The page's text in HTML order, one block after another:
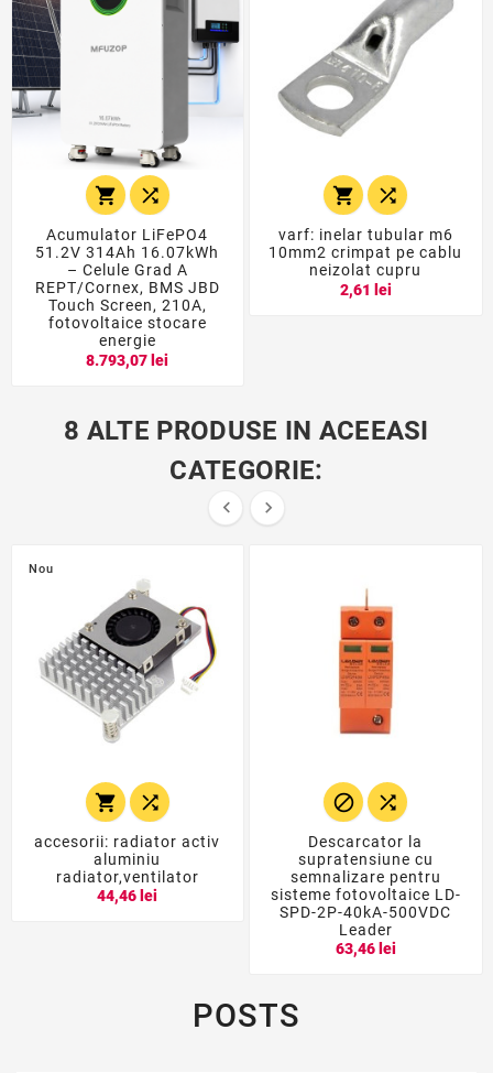
 
Acumulator LiFePO4
51.2V 314Ah 16.07kWh
– Celule Grad A
REPT/Cornex, BMS JBD
Touch Screen, 210A,
fotovoltaice stocare
energie
8.793,07 lei
 
varf: inelar tubular m6
10mm2 crimpat pe cablu
neizolat cupru
2,61 lei
8 ALTE PRODUSE IN ACEEASI
CATEGORIE:
 
Nou
 
accesorii: radiator activ
aluminiu
radiator,ventilator
44,46 lei
 
Descarcator la
supratensiune cu
semnalizare pentru
sisteme fotovoltaice LD-
SPD-2P-40kA-500VDC
Leader
63,46 lei
POSTS